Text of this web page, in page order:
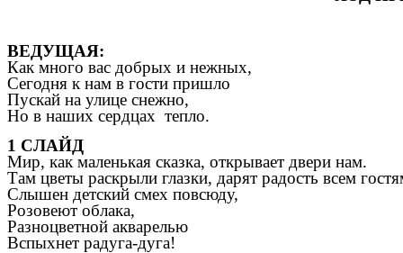
ВЕДУЩАЯ:
Как много вас добрых и нежных,
Сегодня к нам в гости пришло
Пускай на улице снежно,
Но в наших сердцах тепло.
1 СЛАЙД
Мир, как маленькая сказка, открывает двери нам.
Там цветы раскрыли глазки, дарят радость всем
Слышен детский смех повсюду,
Розовеют облака,
Разноцветной акварелью
Вспыхнет радуга-дуга!